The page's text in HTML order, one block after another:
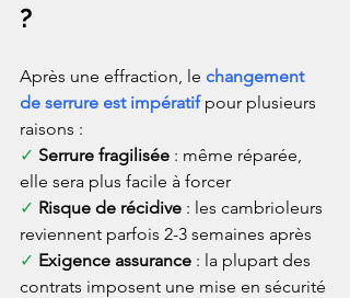
?
Après une effraction, le changement
de serrure est impératif pour plusieurs
raisons :
✓ Serrure fragilisée : même réparée,
elle sera plus facile à forcer
✓ Risque de récidive : les cambrioleurs
reviennent parfois 2-3 semaines après
✓ Exigence assurance : la plupart des
contrats imposent une mise en sécurité